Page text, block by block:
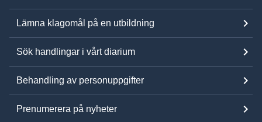
Lämna klagomål på en utbildning
Sök handlingar i vårt diarium
Behandling av personuppgifter
Prenumerera på nyheter